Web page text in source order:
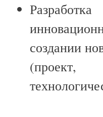
создании
(проект,